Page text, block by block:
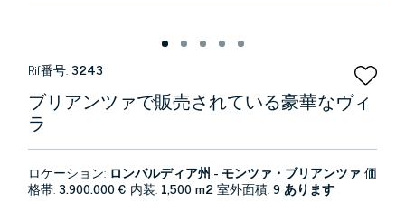
Rif番号:3243
ブリアンツァで販売されている豪華なヴィ
ラ
ロケーション: ロンバルディア州 - モンツァ・ブリアンツァ 価
格帯:3.900.000 € 内装: 1,500 m2室外面積:9 あります